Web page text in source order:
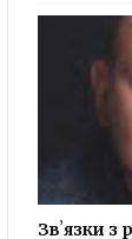
Звʼязки з